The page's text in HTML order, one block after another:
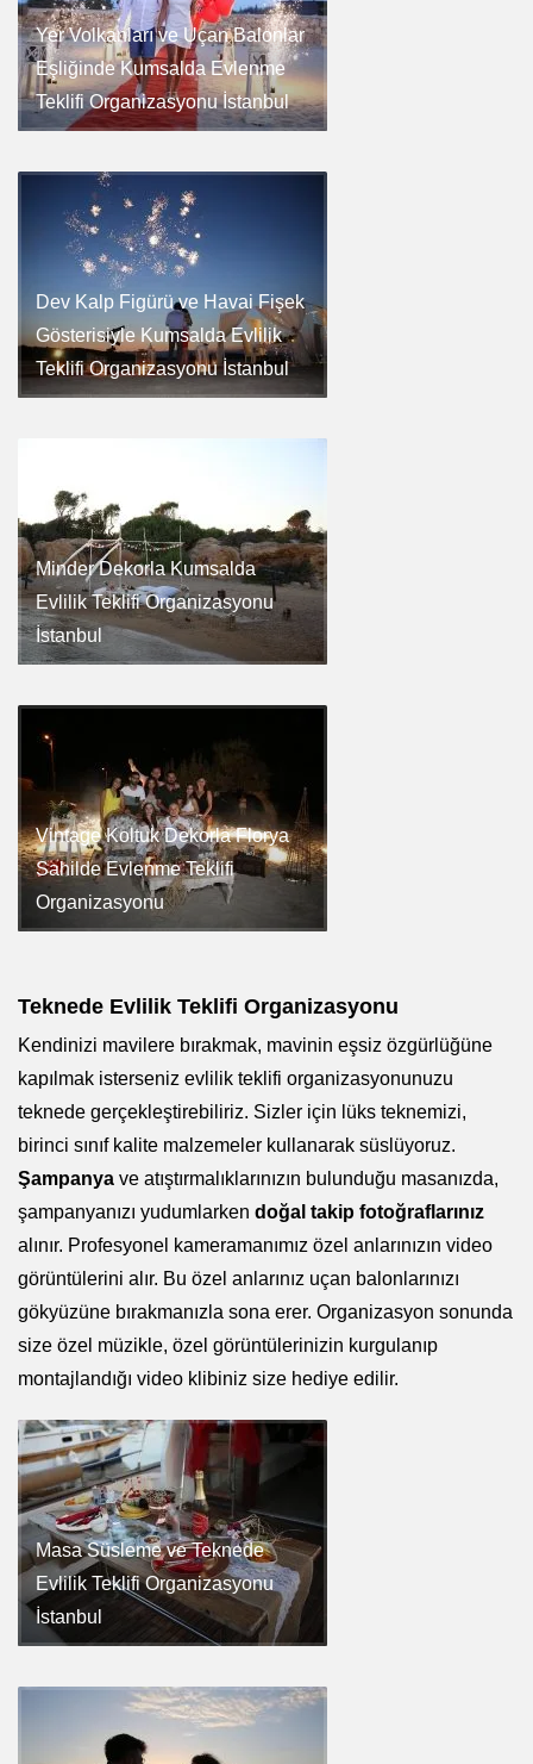
Yer Volkanları ve Uçan Balonlar
Eşliğinde Kumsalda Evlenme
Teklifi Organizasyonu İstanbul
Dev Kalp Figürü ve Havai Fişek
Gösterisiyle Kumsalda Evlilik
Teklifi Organizasyonu İstanbul
Minder Dekorla Kumsalda
Evlilik Teklifi Organizasyonu
İstanbul
Vintage Koltuk Dekorla Florya
Sahilde Evlenme Teklifi
Organizasyonu
Teknede Evlilik Teklifi Organizasyonu
Kendinizi mavilere bırakmak, mavinin eşsiz özgürlüğüne
kapılmak isterseniz evlilik teklifi organizasyonunuzu
teknede gerçekleştirebiliriz. Sizler için lüks teknemizi,
birinci sınıf kalite malzemeler kullanarak süslüyoruz.
Şampanya ve atıştırmalıklarınızın bulunduğu masanızda,
şampanyanızı yudumlarken doğal takip fotoğraflarınız
alınır. Profesyonel kameramanımız özel anlarınızın video
görüntülerini alır. Bu özel anlarınız uçan balonlarınızı
gökyüzüne bırakmanızla sona erer. Organizasyon sonunda
size özel müzikle, özel görüntülerinizin kurgulanıp
montajlandığı video klibiniz size hediye edilir.
Masa Süsleme ve Teknede
Evlilik Teklifi Organizasyonu
İstanbul